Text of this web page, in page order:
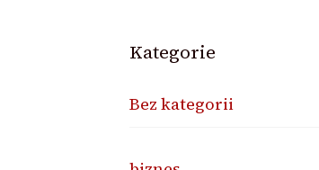
Kategorie
Bez kategorii